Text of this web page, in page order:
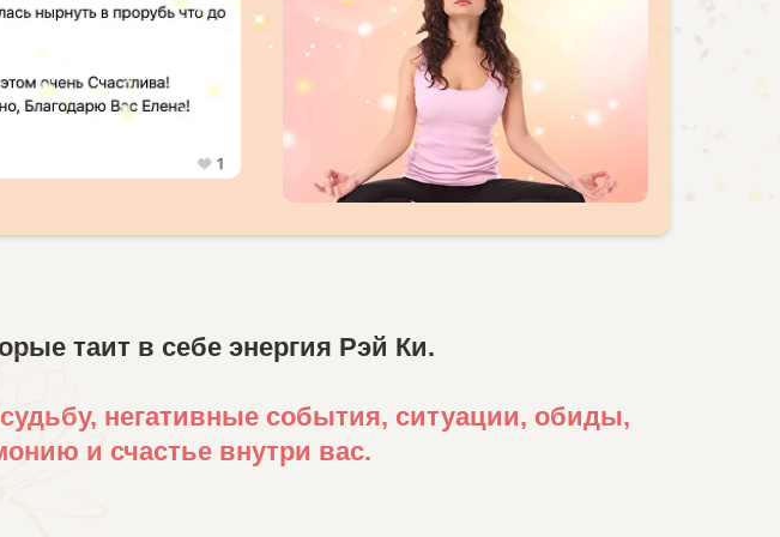
таит в себе энергия Рэй Ки.
негативные события, ситуации, обиды,
и счастье внутри вас.